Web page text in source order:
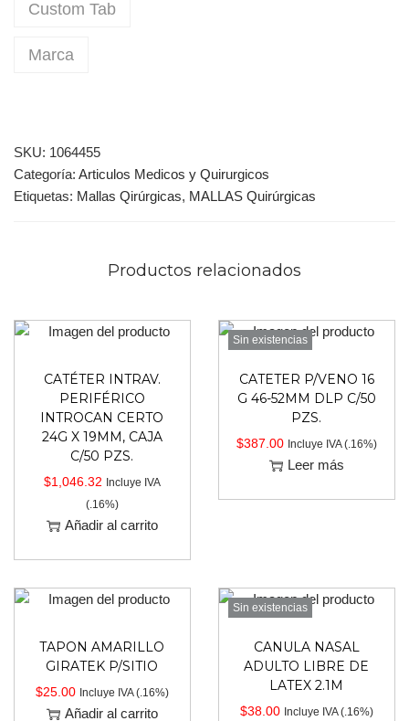
Custom Tab
Marca
SKU: 1064455
Categoría: Articulos Medicos y Quirurgicos
Etiquetas: Mallas Qirúrgicas, MALLAS Quirúrgicas
Productos relacionados
CATÉTER INTRAV.
PERIFÉRICO
INTROCAN CERTO
24G X 19MM, CAJA
C/50 PZS.
$1,046.32 Incluye IVA
(.16%)
Añadir al carrito
Sin existencias
CATETER P/VENO 16
G 46-52MM DLP C/50
PZS.
$387.00 Incluye IVA (.16%)
Leer más
TAPON AMARILLO
GIRATEK P/SITIO
$25.00 Incluye IVA (.16%)
Añadir al carrito
Sin existencias
CANULA NASAL
ADULTO LIBRE DE
LATEX 2.1M
$38.00 Incluye IVA (.16%)